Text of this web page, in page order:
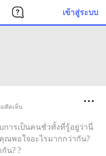
เข้าสู่ระบบ
มคิดเห็น
การเป็นคนชั่วทั้งที่รู้อยู่ว่านี่
ณพอใจอะไรมากกว่ากัน?
น? ?